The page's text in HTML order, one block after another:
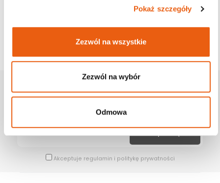
Pokaż szczegóły
Zezwól na wszystkie
Zezwól na wybór
Odmowa
Zapisz Się Na Newsletter
Akceptuje regulamin i politykę prywatności